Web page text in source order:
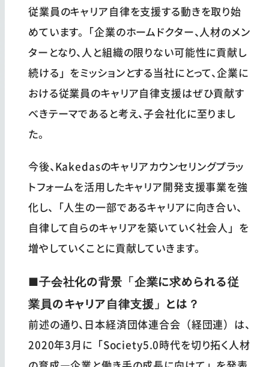
従業員のキャリア自律を支援する動きを取り始
めています。「企業のホームドクター、人材のメン
ターとなり、人と組織の限りない可能性に貢献し
続ける」をミッションとする当社にとって、企業に
おける従業員のキャリア自律支援はぜひ貢献す
べきテーマであると考え、子会社化に至りまし
た。
今後、Kakedasのキャリアカウンセリングプラッ
トフォームを活用したキャリア開発支援事業を強
化し、「人生の一部であるキャリアに向き合い、
自律して自らのキャリアを築いていく社会人」を
増やしていくことに貢献していきます。
■子会社化の背景「企業に求められる従
業員のキャリア自律支援」とは？
前述の通り、日本経済団体連合会（経団連）は、
2020年3月に「Society5.0時代を切り拓く人材